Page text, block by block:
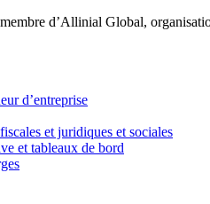
d’Allinial Global,
d’entreprise
et juridiques et sociales
et tableaux de bord